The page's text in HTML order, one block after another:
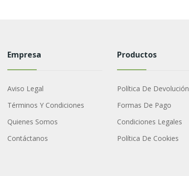
Empresa
Aviso Legal
Términos Y Condiciones
Quienes Somos
Contáctanos
Productos
Política De Devolución
Formas De Pago
Condiciones Legales
Política De Cookies